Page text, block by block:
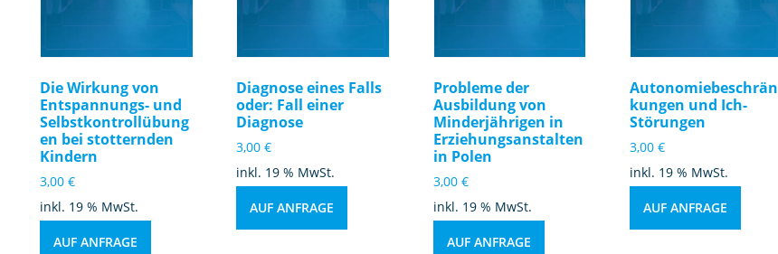
Die Wirkung von
Entspannungs- und
Selbstkontrollübung
en bei stotternden
Kindern
3,00 €
inkl. 19 % MwSt.
AUF ANFRAGE
Diagnose eines Falls
oder: Fall einer
Diagnose
3,00€
inkl. 19 % MwSt.
AUF ANFRAGE
Probleme der
Ausbildung von
Minderjährigen in
Erziehungsanstalten
in Polen
3,00 €
inkl. 19 % MwSt.
AUF ANFRAGE
Autonomiebeschrän
kungen und Ich-
Störungen
3,00 €
inkl. 19 % MwSt.
AUF ANFRAGE